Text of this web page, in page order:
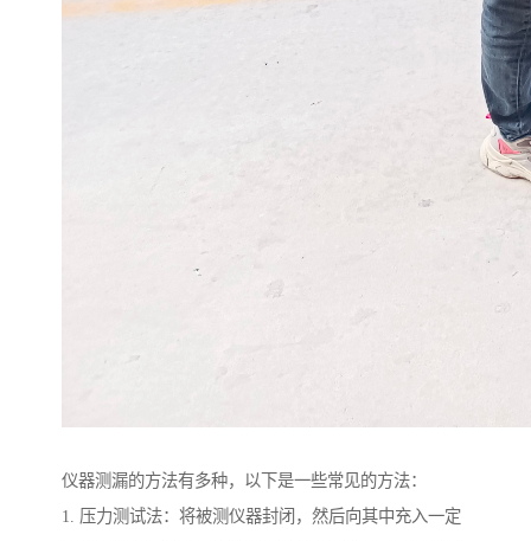
仪器测漏的方法有多种，以下是一些常见的方法：
1. 压力测试法：将被测仪器封闭，然后向其中充入一定